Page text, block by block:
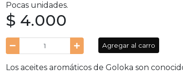
Pocas unidades.
$ 4.000
Agregar al carro
Los aceites aromáticos de Goloka son